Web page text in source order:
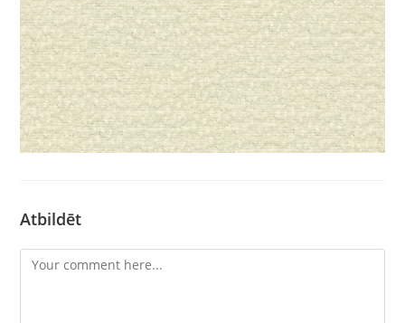
Atbildēt
Comment